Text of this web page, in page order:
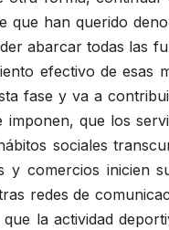
han querido
abarcar todas las
efectivo de esas
fase y va a
que los
sociales
y comercios inicien
redes de
la actividad